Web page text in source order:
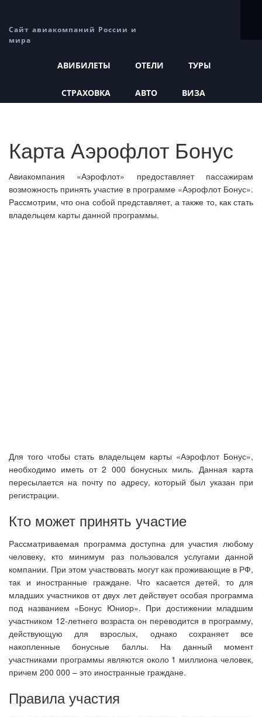
Сайт авиакомпаний России и
мира
АВИБИЛЕТЫ ОТЕЛИ ТУРЫ
СТРАХОВКА АВТО ВИЗА
Карта Аэрофлот Бонус
Авиакомпания «Аэрофлот» предоставляет пассажирам
возможность принять участие в программе «Аэрофлот Бонус».
Рассмотрим, что она собой представляет, а также то, как стать
владельцем карты данной программы.
Для того чтобы стать владельцем карты «Аэрофлот Бонус»,
необходимо иметь от 2 000 бонусных миль. Данная карта
пересылается на почту по адресу, который был указан при
регистрации.
Кто может принять участие
Рассматриваемая программа доступна для участия любому
человеку, кто минимум раз пользовался услугами данной
компании. При этом участвовать могут как проживающие в РФ,
так и иностранные граждане. Что касается детей, то для
младших участников от двух лет действует особая программа
под названием «Бонус Юниор». При достижении младшим
участником 12-летнего возраста он переводится в программу,
действующую для взрослых, однако сохраняет все
накопленные бонусные баллы. На данный момент
участниками программы являются около 1 миллиона человек,
причем 200 000 – это иностранные граждане.
Правила участия